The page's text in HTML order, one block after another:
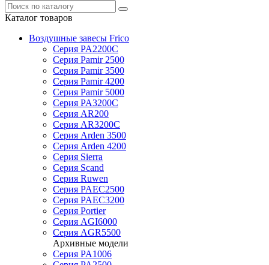
Каталог товаров
Воздушные завесы Frico
Серия PA2200C
Серия Pamir 2500
Серия Pamir 3500
Серия Pamir 4200
Серия Pamir 5000
Серия PA3200C
Серия AR200
Серия AR3200C
Серия Arden 3500
Серия Arden 4200
Серия Sierra
Серия Scand
Серия Ruwen
Серия PAEC2500
Серия PAEC3200
Серия Portier
Серия AGI6000
Серия AGR5500
Архивные модели
Серия PA1006